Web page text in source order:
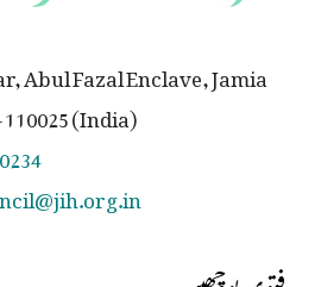
Abul Fazal Enclave, Jamia
(India)